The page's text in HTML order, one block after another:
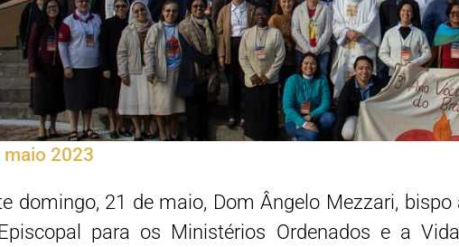
maio 2023
domingo, 21 de maio, Dom Ângelo Mezzari,
para os Ministérios Ordenados e a